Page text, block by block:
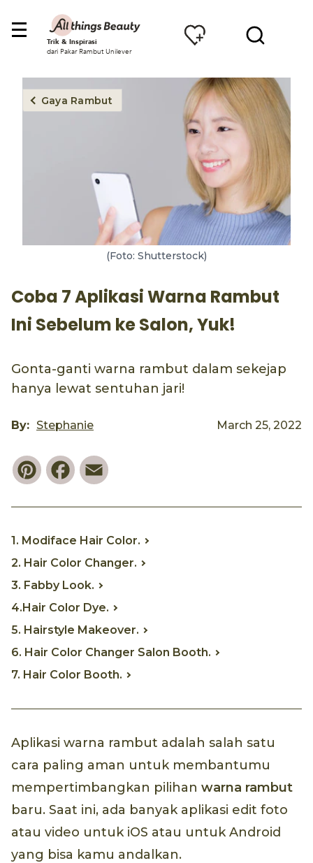
Trik & Inspirasi
dari Pakar Rambut Unilever
Gaya Rambut
(Foto: Shutterstock)
Coba 7 Aplikasi Warna Rambut
Ini Sebelum ke Salon, Yuk!
Gonta-ganti warna rambut dalam sekejap
hanya lewat sentuhan jari!
By: Stephanie March 25, 2022
PinterestFacebook
1. Modiface Hair Color.
2. Hair Color Changer.
3. Fabby Look.
4.Hair Color Dye.
5. Hairstyle Makeover.
6. Hair Color Changer Salon Booth.
7. Hair Color Booth.
Aplikasi warna rambut adalah salah satu
cara paling aman untuk membantumu
mempertimbangkan pilihan warna rambut
baru. Saat ini, ada banyak aplikasi edit foto
atau video untuk iOS atau untuk Android
yang bisa kamu andalkan.